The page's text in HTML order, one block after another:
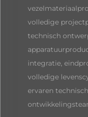
volledige
technisch
integratie,
volledige
ervaren